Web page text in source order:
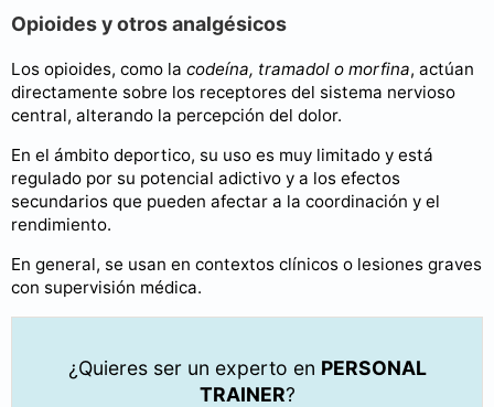
Opioides y otros analgésicos
Los opioides, como la codeína, tramadol o morfina, actúan
directamente sobre los receptores del sistema nervioso
central, alterando la percepción del dolor.
En el ámbito deportico, su uso es muy limitado y está
regulado por su potencial adictivo y a los efectos
secundarios que pueden afectar a la coordinación y el
rendimiento.
En general, se usan en contextos clínicos o lesiones graves
con supervisión médica.
¿Quieres ser un experto en PERSONAL
TRAINER?